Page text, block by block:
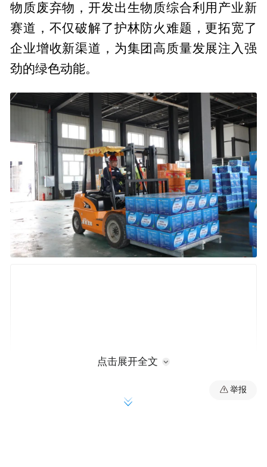
物质废弃物，开发出生物质综合利用产业新
赛道，不仅破解了护林防火难题，更拓宽了
企业增收新渠道，为集团高质量发展注入强
劲的绿色动能。
点击展开全文
举报